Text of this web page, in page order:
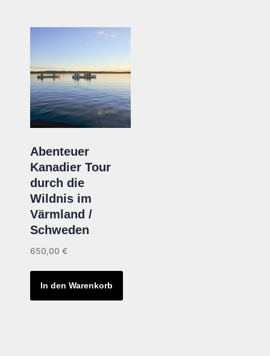
Abenteuer
Kanadier Tour
durch die
Wildnis im
Värmland /
Schweden
650,00 €
In den Warenkorb